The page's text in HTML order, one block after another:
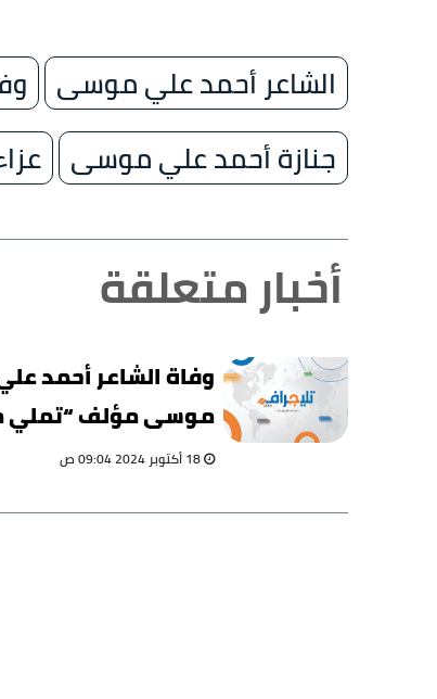
الشاعر أحمد علي موسى
جنازة أحمد علي موسى
أخبار متعلقة
وفاة الشاعر أحمد
موسى مؤلف “تملي
18 أكتوبر 2024 09:04 ص